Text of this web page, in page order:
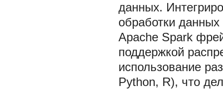
данных.
обработки
Apache Spark
поддержкой
использование
Python, R), что